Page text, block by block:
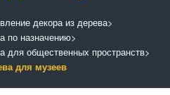
декора из дерева>
по назначению>
для общественных пространств>
для музеев